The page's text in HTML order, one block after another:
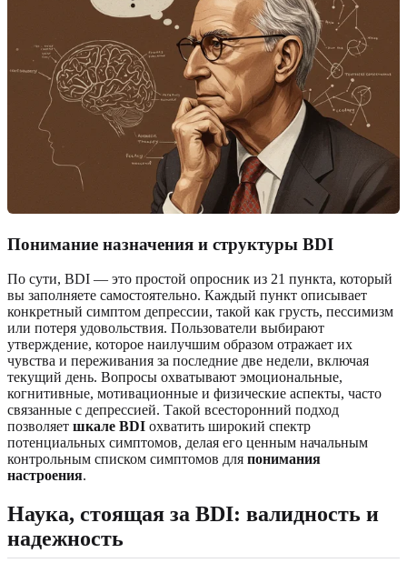
Понимание назначения и структуры BDI
По сути, BDI — это простой опросник из 21 пункта, который
вы заполняете самостоятельно. Каждый пункт описывает
конкретный симптом депрессии, такой как грусть, пессимизм
или потеря удовольствия. Пользователи выбирают
утверждение, которое наилучшим образом отражает их
чувства и переживания за последние две недели, включая
текущий день. Вопросы охватывают эмоциональные,
когнитивные, мотивационные и физические аспекты, часто
связанные с депрессией. Такой всесторонний подход
позволяет шкале BDI охватить широкий спектр
потенциальных симптомов, делая его ценным начальным
контрольным списком симптомов для понимания
настроения.
Наука, стоящая за BDI: валидность и
надежность